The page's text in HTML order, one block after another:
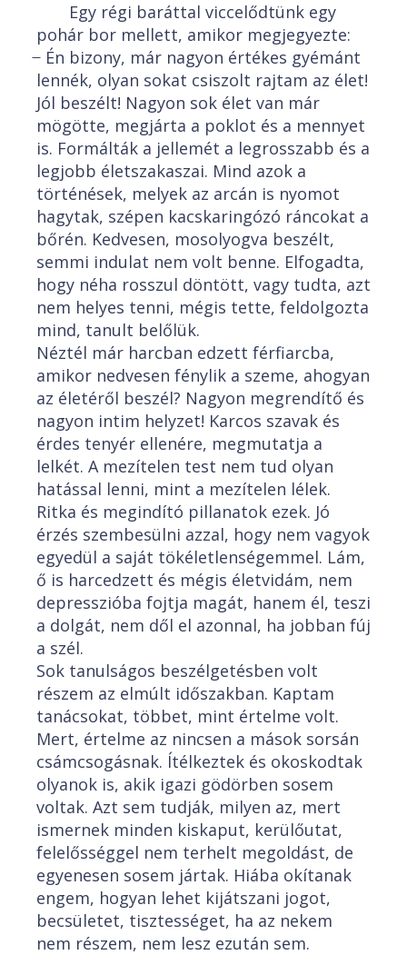
Egy régi baráttal viccelődtünk egy
pohár bor mellett, amikor megjegyezte:
̶ Én bizony, már nagyon értékes gyémánt
lennék, olyan sokat csiszolt rajtam az élet!
Jól beszélt! Nagyon sok élet van már
mögötte, megjárta a poklot és a mennyet
is. Formálták a jellemét a legrosszabb és a
legjobb életszakaszai. Mind azok a
történések, melyek az arcán is nyomot
hagytak, szépen kacskaringózó ráncokat a
bőrén. Kedvesen, mosolyogva beszélt,
semmi indulat nem volt benne. Elfogadta,
hogy néha rosszul döntött, vagy tudta, azt
nem helyes tenni, mégis tette, feldolgozta
mind, tanult belőlük.
Néztél már harcban edzett férfiarcba,
amikor nedvesen fénylik a szeme, ahogyan
az életéről beszél? Nagyon megrendítő és
nagyon intim helyzet! Karcos szavak és
érdes tenyér ellenére, megmutatja a
lelkét. A mezítelen test nem tud olyan
hatással lenni, mint a mezítelen lélek.
Ritka és megindító pillanatok ezek. Jó
érzés szembesülni azzal, hogy nem vagyok
egyedül a saját tökéletlenségemmel. Lám,
ő is harcedzett és mégis életvidám, nem
depresszióba fojtja magát, hanem él, teszi
a dolgát, nem dől el azonnal, ha jobban fúj
a szél.
Sok tanulságos beszélgetésben volt
részem az elmúlt időszakban. Kaptam
tanácsokat, többet, mint értelme volt.
Mert, értelme az nincsen a mások sorsán
csámcsogásnak. Ítélkeztek és okoskodtak
olyanok is, akik igazi gödörben sosem
voltak. Azt sem tudják, milyen az, mert
ismernek minden kiskaput, kerülőutat,
felelősséggel nem terhelt megoldást, de
egyenesen sosem jártak. Hiába okítanak
engem, hogyan lehet kijátszani jogot,
becsületet, tisztességet, ha az nekem
nem részem, nem lesz ezután sem.